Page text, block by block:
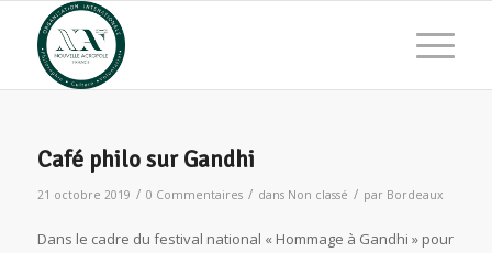
Café philo sur Gandhi
21 octobre 2019 / 0 Commentaires / dans Non classé / par Bordeaux
Dans le cadre du festival national « Hommage à Gandhi » pour